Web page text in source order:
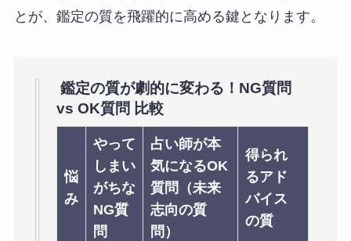
とが、鑑定の質を飛躍的に高める鍵となります。
鑑定の質が劇的に変わる！NG質問
vs OK質問 比較
悩
み
やって
しまい
がちな
NG質
問
占い師が本
気になるOK
質問（未来
志向の質
問）
得られ
るアド
バイス
の質